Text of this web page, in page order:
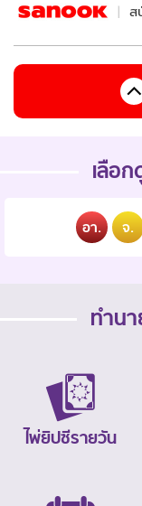
ส
เลือ
อา. จ.
ทำน
ไพ่ยิปซีรายวัน